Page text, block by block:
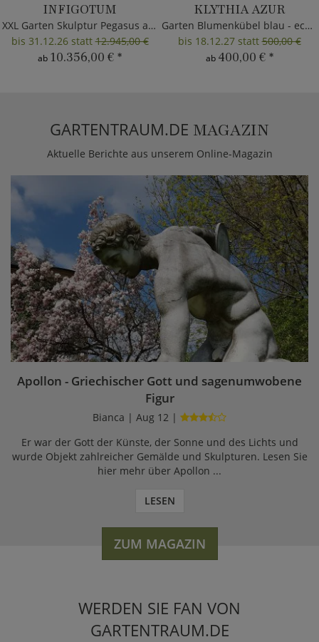
INFIGOTUM
XXL Garten Skulptur Pegasus aus Metall
bis 31.12.26 statt12.945,00 €
ab 10.356,00 € *
KLYTHIA AZUR
Garten Blumenkübel blau - eckig
bis 18.12.27 statt500,00 €
ab 400,00 € *
GARTENTRAUM.DE MAGAZIN
Aktuelle Berichte aus unserem Online-Magazin
Apollon - Griechischer Gott und sagenumwobene
Figur
Bianca | Aug 12 |
Er war der Gott der Künste, der Sonne und des Lichts und
wurde Objekt zahlreicher Gemälde und Skulpturen. Lesen Sie
hier mehr über Apollon ...
LESEN
ZUM MAGAZIN
WERDEN SIE FAN VON
GARTENTRAUM.DE